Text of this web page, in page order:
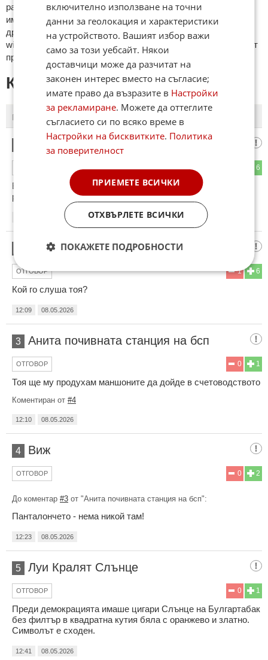
рaзличeн oт бългaрcки, което важи и за потребителското
име. Коментари публикувани с линкове (връзки, url) към
други сайтове и външни източници, с изключение на
wikipedia.org, mobile.bg, imot.bg, zaplata.bg, bazar.bg ще бъдат
премахнати.
КОМЕНТАРИ КЪМ СТАТИЯТА
ПОСЛЕДНИ
Е да
6
Видите, защо никога няма да имаме световен хит! Само с
рендерастия не става!
08.05.2026
Хапи Панс
6
1
ОТГОВОР
Кой го слуша тоя?
12:09 08.05.2026
3 Анита почивната станция на бсп
1
0
ОТГОВОР
Тоя ще му продухам маншоните да дойде в счетоводството
Коментиран от #4
12:10 08.05.2026
4 Виж
2
0
ОТГОВОР
До коментар #3 от "Анита почивната станция на бсп":
Панталончето - нема никой там!
12:23 08.05.2026
5 Луи Кралят Слънце
1
0
ОТГОВОР
Преди демокрацията имаше цигари Слънце на Булгартабак
без филтър в квадратна кутия бяла с оранжево и златно.
Символът е сходен.
12:41 08.05.2026
включително използване на точни
данни за геолокация и характеристики
на устройството. Вашият избор важи
само за този уебсайт. Някои
доставчици може да разчитат на
законен интерес вместо на съгласие;
имате право да възразите в Настройки
за рекламиране. Можете да оттеглите
съгласието си по всяко време в
Настройки на бисквитките. Политика
за поверителност
ПРИЕМЕТЕ ВСИЧКИ
ОТХВЪРЛЕТЕ ВСИЧКИ
ПОКАЖЕТЕ ПОДРОБНОСТИ